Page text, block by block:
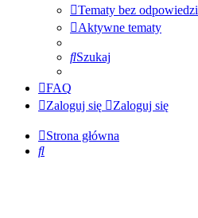
Tematy bez odpowiedzi
Aktywne tematy
Szukaj
FAQ
Zaloguj się
Zaloguj się
Strona główna
Szukaj